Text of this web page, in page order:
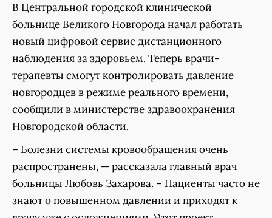
В Центральной городской клинической
больнице Великого Новгорода начал работать
новый цифровой сервис дистанционного
наблюдения за здоровьем. Теперь врачи-
терапевты смогут контролировать давление
новгородцев в режиме реального времени,
сообщили в министерстве здравоохранения
Новгородской области.
– Болезни системы кровообращения очень
распространены, — рассказала главный врач
больницы Любовь Захарова. – Пациенты часто не
знают о повышенном давлении и приходят к